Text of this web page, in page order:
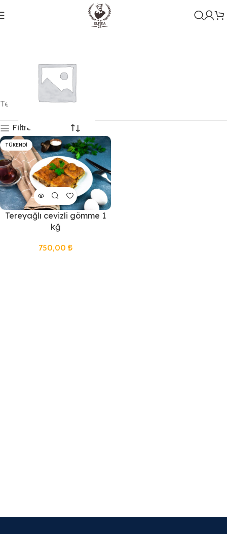
Genel
1 ürün
Tek bir sonuç gösteriliyor
Filtreleri Göster
TÜKENDI
Tereyağlı cevizli gömme 1
kğ
750,00 ₺